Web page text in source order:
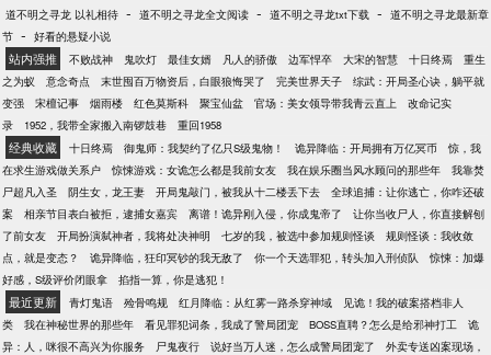
道不明之寻龙 以礼相待 - 道不明之寻龙全文阅读 - 道不明之寻龙txt下载 - 道不明之寻龙最新章
节 - 好看的悬疑小说
站内强推 不败战神 鬼吹灯 最佳女婿 凡人的骄傲 边军悍卒 大宋的智慧 十日终焉
重生
之为蚁
意念奇点 末世囤百万物资后，白眼狼悔哭了 完美世界天子
综武：开局圣心诀，躺平就
变强
宋檀记事 烟雨楼 红色莫斯科 聚宝仙盆 官场：美女领导带我青云直上
改命记实
录
1952，我带全家搬入南锣鼓巷 重回1958
经典收藏 十日终焉 御鬼师：我契约了亿只S级鬼物！ 诡异降临：开局拥有万亿冥币
惊，我
在求生游戏做关系户
惊悚游戏：女诡怎么都是我前女友 我在娱乐圈当风水顾问的那些年
我靠焚
尸超凡入圣
阴生女，龙王妻 开局鬼敲门，被我从十二楼丢下去
全球追捕：让你逃亡，你咋还破
案
相亲节目表白被拒，逮捕女嘉宾 离谱！诡异刚入侵，你成鬼帝了
让你当收尸人，你直接解刨
了前女友
开局扮演弑神者，我将处决神明 七岁的我，被选中参加规则怪谈
规则怪谈：我收敛
点，就是变态？
诡异降临，狂印冥钞的我无敌了 你一个天选罪犯，转头加入刑侦队
惊悚：加爆
好感，S级评价闭眼拿
掐指一算，你是逃犯！
最近更新 青灯鬼语 殓骨鸣规 红月降临：从红雾一路杀穿神域
见诡！我的破案搭档非人
类
我在神秘世界的那些年 看见罪犯词条，我成了警局团宠 BOSS直聘？怎么是给邪神打工
诡
异：人，咪很不高兴为你服务
尸鬼夜行 说好当万人迷，怎么成警局团宠了
外卖专送凶案现场，